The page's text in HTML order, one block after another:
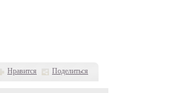
Нравится Поделиться